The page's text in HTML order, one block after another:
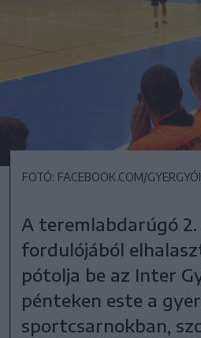
FOTÓ: FACEBOOK.COM/
A teremlabdarúgó 2.
fordulójából
pótolja be az Inter
pénteken este a
sportcsarnokban,